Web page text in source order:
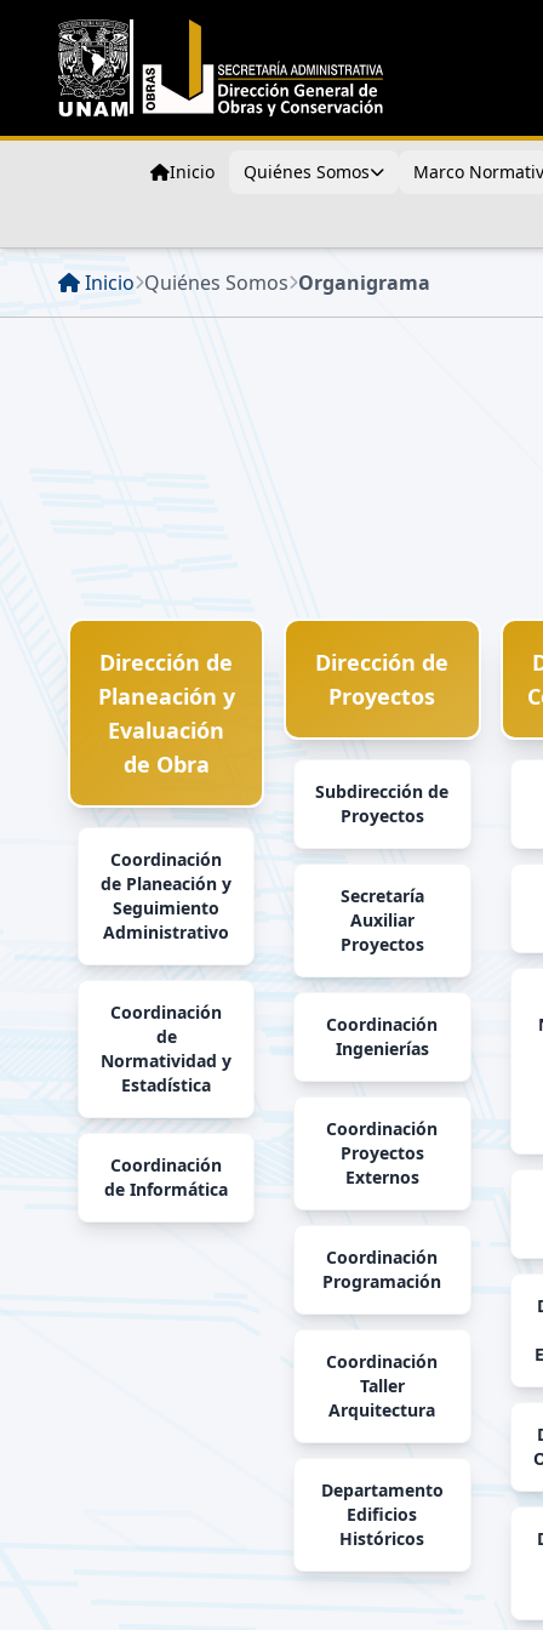
Inicio Quiénes Somos Marco
Inicio Quiénes Somos Organigrama
Dirección de
Planeación y
Evaluación
de Obra
Coordinación
de Planeación y
Seguimiento
Administrativo
Coordinación
de
Normatividad y
Estadística
Coordinación
de Informática
Dirección de
Proyectos
Subdirección de
Proyectos
Secretaría
Auxiliar
Proyectos
Coordinación
Ingenierías
Coordinación
Proyectos
Externos
Coordinación
Programación
Coordinación
Taller
Arquitectura
Departamento
Edificios
Históricos